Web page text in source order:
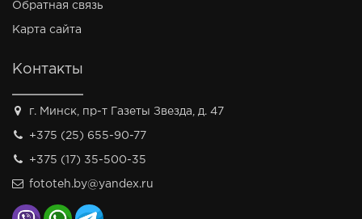
Обратная связь
Карта сайта
Контакты
г. Минск, пр-т Газеты Звезда, д. 47
+375 (25) 655-90-77
+375 (17) 35-500-35
fototeh.by@yandex.ru